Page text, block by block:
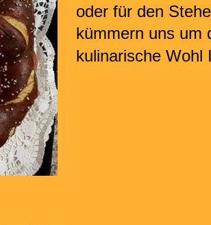
oder für den
kümmern uns um
kulinarische Wohl